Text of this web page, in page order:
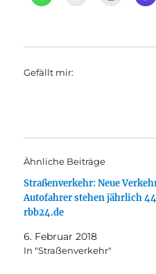
Gefällt mir:
Ähnliche Beiträge
Straßenverkehr: Neue
Autofahrer stehen jährlich
rbb24.de
6. Februar 2018
In "Straßenverkehr"